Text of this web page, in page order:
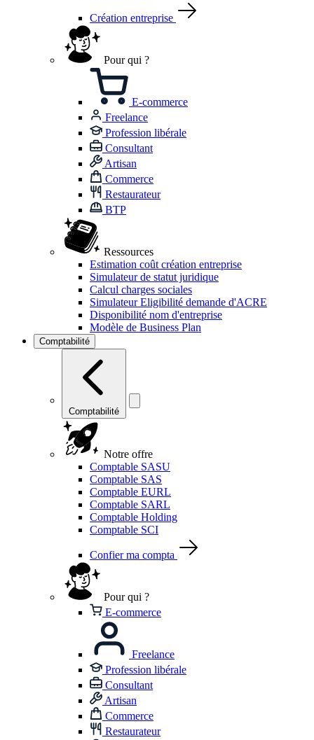
Création entreprise
Pour qui ?
E-commerce
Freelance
Profession libérale
Consultant
Artisan
Commerce
Restaurateur
BTP
Ressources
Estimation coût création entreprise
Simulateur de statut juridique
Calcul charges sociales
Simulateur Eligibilité demande d'ACRE
Disponibilité nom d'entreprise
Modèle de Business Plan
Comptabilité
Comptabilité
Notre offre
Comptable SASU
Comptable SAS
Comptable EURL
Comptable SARL
Comptable Holding
Comptable SCI
Confier ma compta
Pour qui ?
E-commerce
Freelance
Profession libérale
Consultant
Artisan
Commerce
Restaurateur